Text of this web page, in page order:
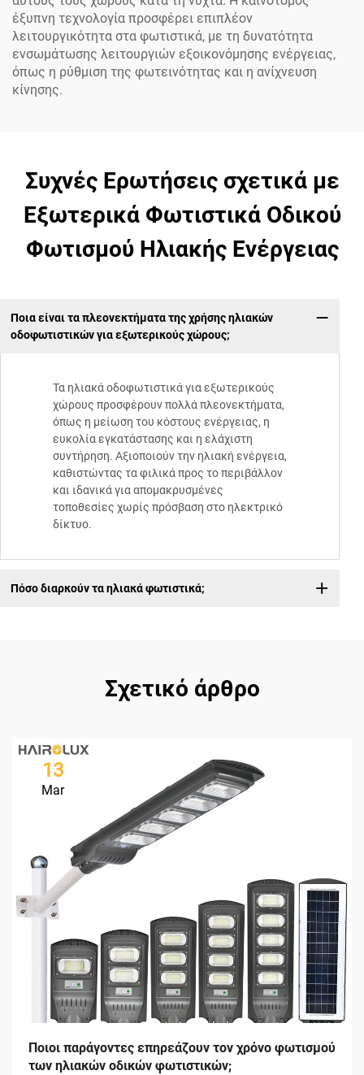
έξυπνη τεχνολογία προσφέρει επιπλέον
λειτουργικότητα στα φωτιστικά, με τη δυνατότητα
ενσωμάτωσης λειτουργιών εξοικονόμησης ενέργειας,
όπως η ρύθμιση της φωτεινότητας και η ανίχνευση
κίνησης.
Συχνές Ερωτήσεις σχετικά με
Εξωτερικά Φωτιστικά Οδικού
Φωτισμού Ηλιακής Ενέργειας
Ποια είναι τα πλεονεκτήματα της χρήσης ηλιακών
οδοφωτιστικών για εξωτερικούς χώρους;
Τα ηλιακά οδοφωτιστικά για εξωτερικούς
χώρους προσφέρουν πολλά πλεονεκτήματα,
όπως η μείωση του κόστους ενέργειας, η
ευκολία εγκατάστασης και η ελάχιστη
συντήρηση. Αξιοποιούν την ηλιακή ενέργεια,
καθιστώντας τα φιλικά προς το περιβάλλον
και ιδανικά για απομακρυσμένες
τοποθεσίες χωρίς πρόσβαση στο ηλεκτρικό
δίκτυο.
Πόσο διαρκούν τα ηλιακά φωτιστικά;
Σχετικό άρθρο
13
Mar
Ποιοι παράγοντες επηρεάζουν τον χρόνο φωτισμού
των ηλιακών οδικών φωτιστικών;